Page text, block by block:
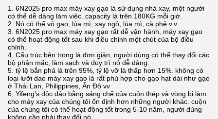
1. 6N2025 pro max máy xay gạo là sử dụng nhà xay, một người
có thể dễ dàng làm việc..capacity là trên 180KG mỗi giờ.
2. Nó có thể vỏ gạo, lúa mì, xay ngô, lúa mì, cà phê v.v...
3. 6N2025 pro max máy xay gạo rất dễ vận hành, máy xay gạo
có thể hoạt động tốt sau khi điều chỉnh một chút của bộ điều
chỉnh.
4, Cấu trúc bên trong là đơn giản, người dùng có thể thay đổi các
bộ phận mặc, làm sạch và duy trì nó dễ dàng.
5. tỷ lệ bắn phá là trên 95%, tỷ lệ vỡ là thấp hơn 15%. không có
loại lưỡi dao máy xay gạo là rất phù hợp cho gạo hạt dài như gạo
ở Thái Lan, Philippines, Ấn Độ vv
6, Yifeng's độc đáo bằng sáng chế của cuộn thép và vòng bi làm
cho máy xay của chúng tôi ổn định hơn những người khác. cuộn
của chúng tôi có thể hoạt động tốt trong 5-10 năm, người dùng
không cần phải thay đổi nó.